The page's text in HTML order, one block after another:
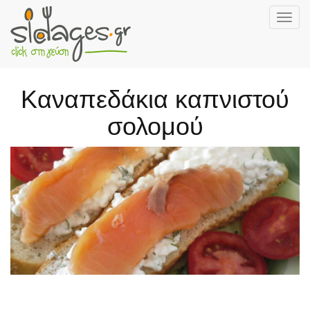
Skip
contentΚαναπεδάκια καπνιστού
σολομού